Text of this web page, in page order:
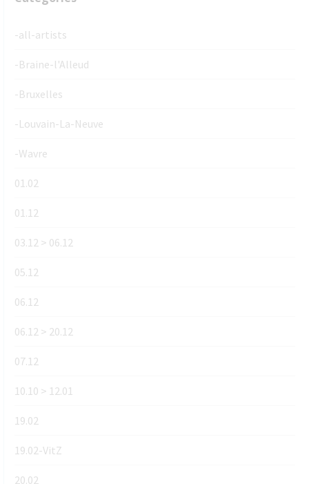
-all-artists
-Braine-l'Alleud
-Bruxelles
-Louvain-La-Neuve
-Wavre
01.02
01.12
03.12 > 06.12
05.12
06.12
06.12 > 20.12
07.12
10.10 > 12.01
19.02
19.02-VitZ
20.02